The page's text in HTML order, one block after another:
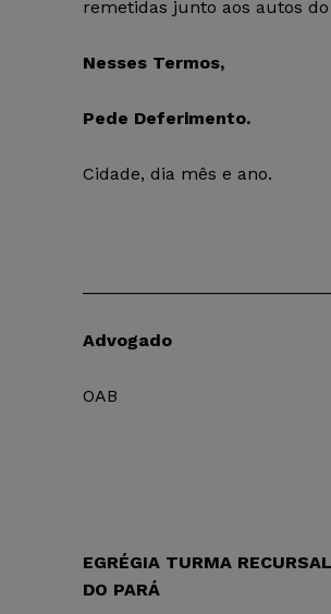
remetidas junto aos autos
Nesses Termos,
Pede Deferimento.
Cidade, dia mês e ano.
Advogado
OAB
EGRÉGIA TURMA
DO PARÁ